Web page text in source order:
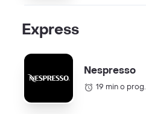
Express
Nespresso
19 min o prog.